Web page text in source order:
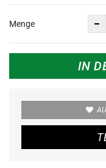
Menge
IN